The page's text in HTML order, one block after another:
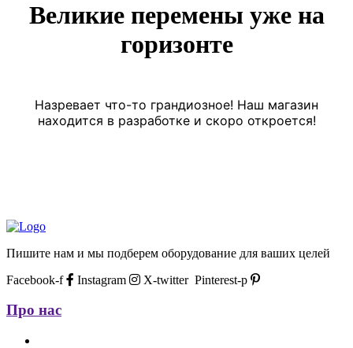
Великие перемены уже на
горизонте
Назревает что-то грандиозное! Наш магазин
находится в разработке и скоро откроется!
Пишите нам и мы подберем оборудование для ваших целей
Facebook-f
Instagram X-twitter Pinterest-p
Про нас